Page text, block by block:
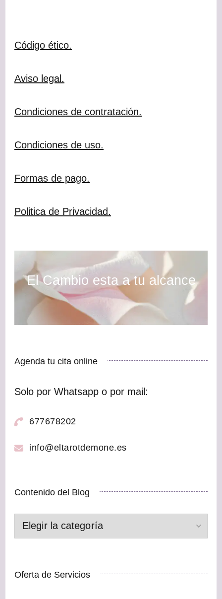
Código ético.
Aviso legal.
Condiciones de contratación.
Condiciones de uso.
Formas de pago.
Politica de Privacidad.
El Cambio esta a tu alcance
Agenda tu cita online
Solo por Whatsapp o por mail:
677678202
info@eltarotdemone.es
Contenido del Blog
Contenido
del
Oferta de Servicios